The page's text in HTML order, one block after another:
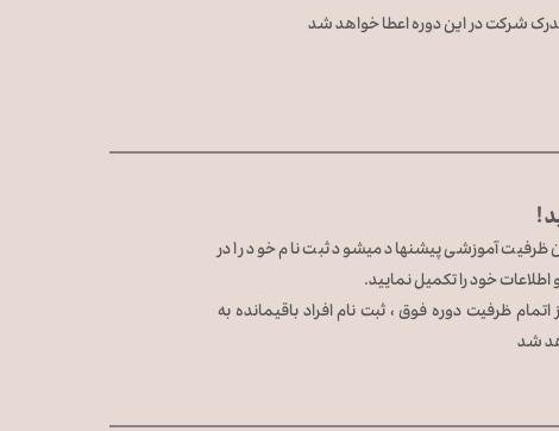
شرکت در این دوره اعطا خواهد شد
!
ظرفیت آموزشی پیشنهاد میشود ثبت نام خود را در
خود را تکمیل نمایید.
ظرفیت دوره فوق ، ثبت نام افراد باقیمانده به
شد